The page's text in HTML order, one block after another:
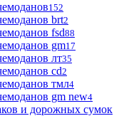
152
brt2
fsd88
gm17
лт35
сd2
тмл4
gm new4
и дорожных сумок